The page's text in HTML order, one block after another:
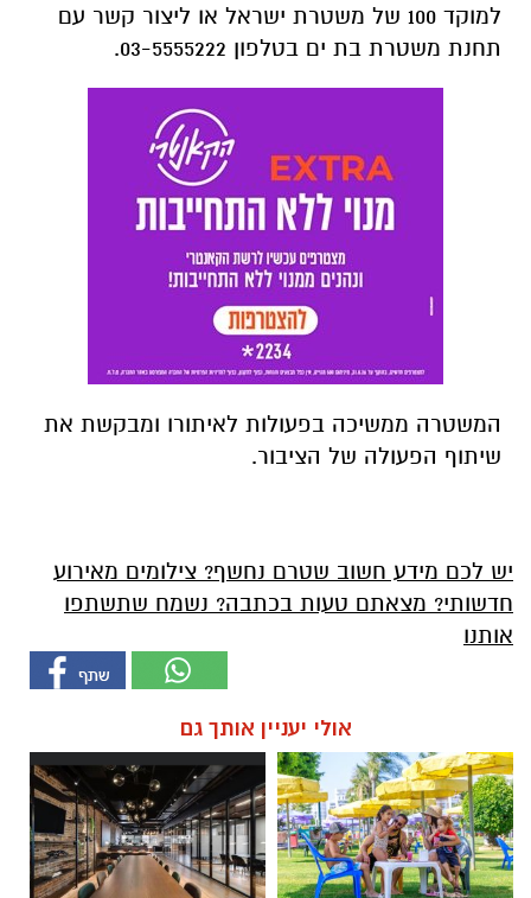
למוקד 100 של משטרת ישראל או ליצור קשר עם
תחנת משטרת בת ים בטלפון 03-5555222.
המשטרה ממשיכה בפעולות לאיתורו ומבקשת את
שיתוף הפעולה של הציבור.
יש לכם מידע חשוב שטרם נחשף? צילומים מאירוע
חדשותי? מצאתם טעות בכתבה? נשמח שתשתפו
אותנו
אולי יעניין אותך גם